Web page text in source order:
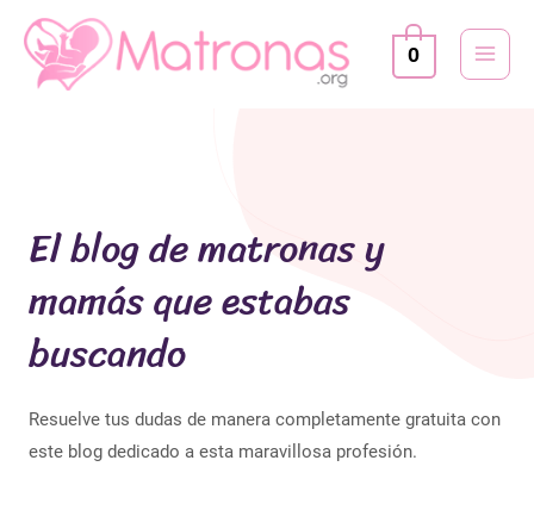
contenido
0
El blog de matronas y
mamás que estabas
buscando
Resuelve tus dudas de manera completamente gratuita con
este blog dedicado a esta maravillosa profesión.